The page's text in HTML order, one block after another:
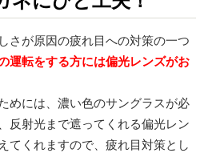
さが原因の疲れ目への対策の一つ
運転をする方には偏光レンズがお
めには、濃い色のサングラスが必
反射光まで遮ってくれる偏光レン
てくれますので、疲れ目対策とし